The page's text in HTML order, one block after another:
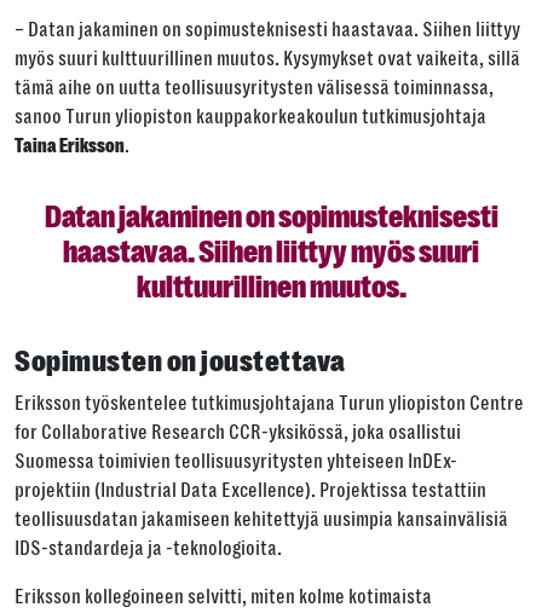
– Datan jakaminen on sopimusteknisesti haastavaa. Siihen liittyy
myös suuri kulttuurillinen muutos. Kysymykset ovat vaikeita, sillä
tämä aihe on uutta teollisuusyritysten välisessä toiminnassa,
sanoo Turun yliopiston kauppakorkeakoulun tutkimusjohtaja
Taina Eriksson.
Datan jakaminen on sopimusteknisesti
haastavaa. Siihen liittyy myös suuri
kulttuurillinen muutos.
Sopimusten on joustettava
Eriksson työskentelee tutkimusjohtajana Turun yliopiston Centre
for Collaborative Research CCR-yksikössä, joka osallistui
Suomessa toimivien teollisuusyritysten yhteiseen InDEx-
projektiin (Industrial Data Excellence). Projektissa testattiin
teollisuusdatan jakamiseen kehitettyjä uusimpia kansainvälisiä
IDS-standardeja ja -teknologioita.
Eriksson kollegoineen selvitti, miten kolme kotimaista